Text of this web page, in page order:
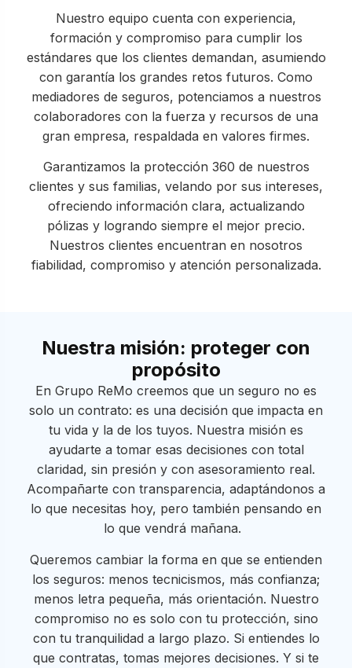
Nuestro equipo cuenta con experiencia,
formación y compromiso para cumplir los
estándares que los clientes demandan, asumiendo
con garantía los grandes retos futuros. Como
mediadores de seguros, potenciamos a nuestros
colaboradores con la fuerza y recursos de una
gran empresa, respaldada en valores firmes.
Garantizamos la protección 360 de nuestros
clientes y sus familias, velando por sus intereses,
ofreciendo información clara, actualizando
pólizas y logrando siempre el mejor precio.
Nuestros clientes encuentran en nosotros
fiabilidad, compromiso y atención personalizada.
Nuestra misión: proteger con
propósito
En Grupo ReMo creemos que un seguro no es
solo un contrato: es una decisión que impacta en
tu vida y la de los tuyos. Nuestra misión es
ayudarte a tomar esas decisiones con total
claridad, sin presión y con asesoramiento real.
Acompañarte con transparencia, adaptándonos a
lo que necesitas hoy, pero también pensando en
lo que vendrá mañana.
Queremos cambiar la forma en que se entienden
los seguros: menos tecnicismos, más confianza;
menos letra pequeña, más orientación. Nuestro
compromiso no es solo con tu protección, sino
con tu tranquilidad a largo plazo. Si entiendes lo
que contratas, tomas mejores decisiones. Y si te